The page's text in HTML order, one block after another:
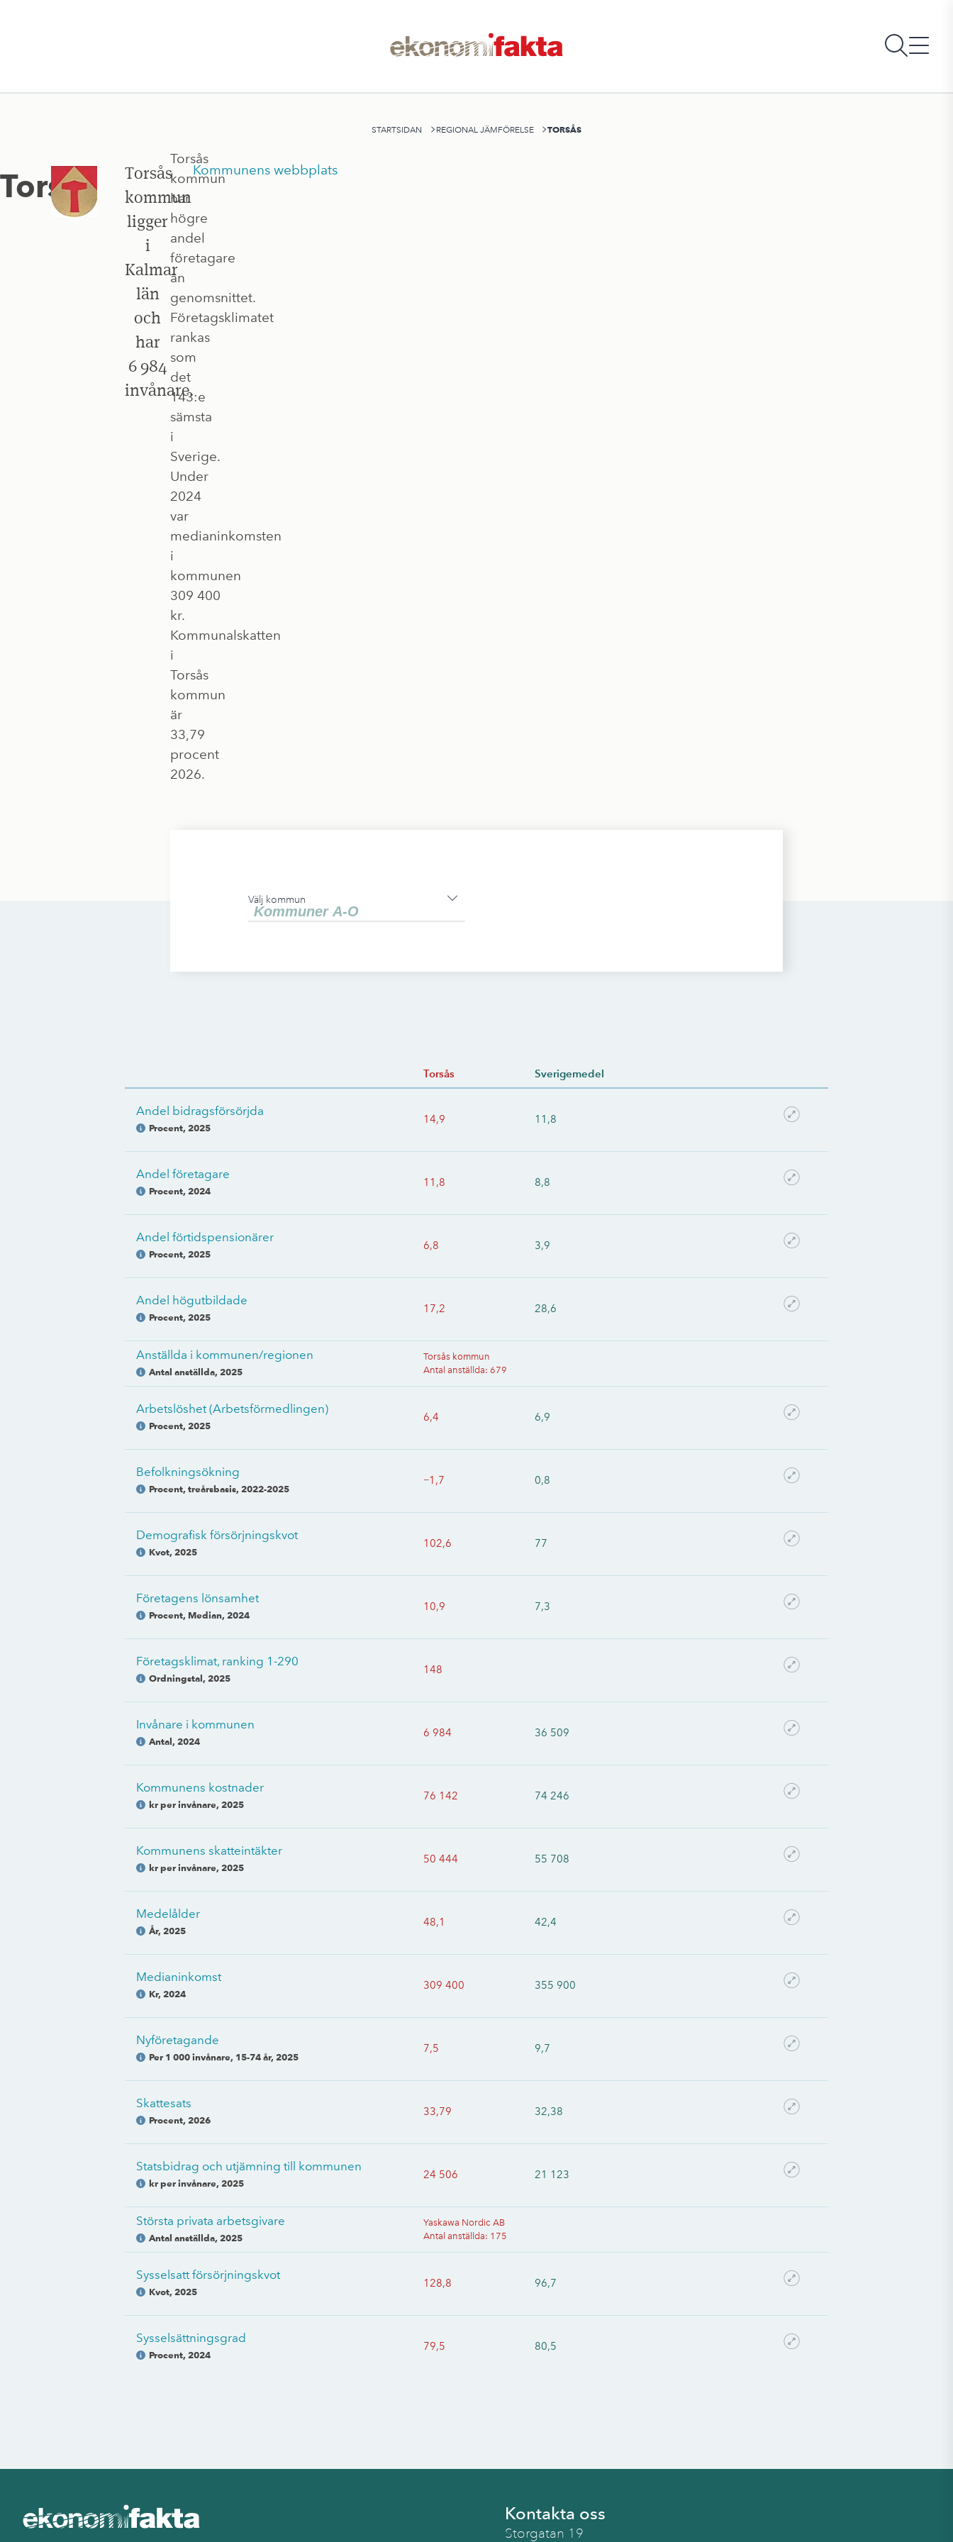
STARTSIDAN REGIONAL JÄMFÖRELSE TORSÅS
Torsås
Torsås
kommun
ligger
i
Kalmar
län
och
har
6 984
invånare.
Torsås
kommun
har
högre
andel
företagare
än
genomsnittet.
Företagsklimatet
rankas
som
det
143:e
sämsta
i
Sverige.
Under
2024
var
medianinkomsten
i
kommunen
309 400
kr.
Kommunalskatten
i
Torsås
kommun
är
33,79
procent
2026.
Kommunens webbplats
Välj kommun
Torsås Sverigemedel
Andel bidragsförsörjda
Procent, 2025
14,9 11,8
Andel företagare
Procent, 2024
11,8 8,8
Andel förtidspensionärer
Procent, 2025
6,8 3,9
Andel högutbildade
Procent, 2025
17,2 28,6
Anställda i kommunen/regionen
Antal anställda, 2025
Torsås kommun
Antal anställda: 679
Arbetslöshet (Arbetsförmedlingen)
Procent, 2025
6,4 6,9
Befolkningsökning
Procent, treårsbasis, 2022-2025
−1,7 0,8
Demografisk försörjningskvot
Kvot, 2025
102,6 77
Företagens lönsamhet
Procent, Median, 2024
10,9 7,3
Företagsklimat, ranking 1-290
Ordningstal, 2025
148
Invånare i kommunen
Antal, 2024
6 984 36 509
Kommunens kostnader
kr per invånare, 2025
76 142 74 246
Kommunens skatteintäkter
kr per invånare, 2025
50 444 55 708
Medelålder
År, 2025
48,1 42,4
Medianinkomst
Kr, 2024
309 400 355 900
Nyföretagande
Per 1 000 invånare, 15-74 år, 2025
7,5 9,7
Skattesats
Procent, 2026
33,79 32,38
Statsbidrag och utjämning till kommunen
kr per invånare, 2025
24 506 21 123
Största privata arbetsgivare
Antal anställda, 2025
Yaskawa Nordic AB
Antal anställda: 175
Sysselsatt försörjningskvot
Kvot, 2025
128,8 96,7
Sysselsättningsgrad
Procent, 2024
79,5 80,5
Kontakta oss
Storgatan 19